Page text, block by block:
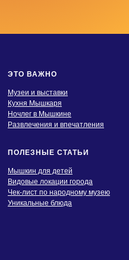
ЭТО ВАЖНО
Музеи и выставки
Кухня Мышкаря
Ночлег в Мышкине
Развлечения и впечатления
ПОЛЕЗНЫЕ СТАТЬИ
Мышкин для детей
Видовые локации города
Чек-лист по народному музею
Уникальные блюда